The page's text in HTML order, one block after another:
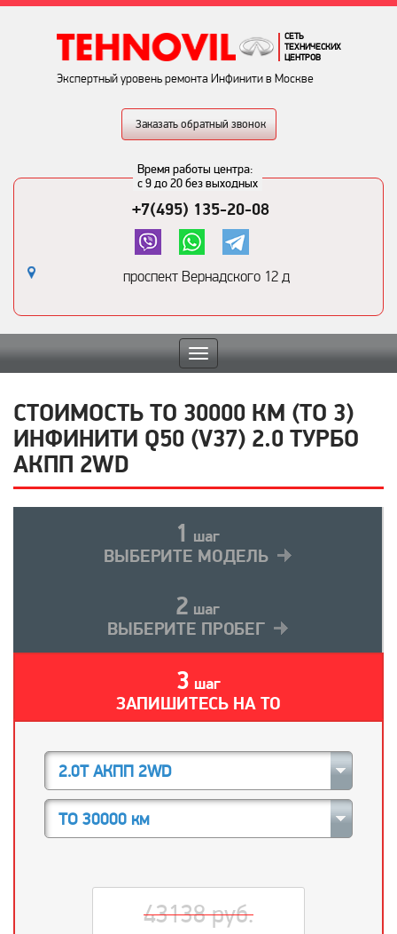
СЕТЬ
ТЕХНИЧЕСКИХ
ЦЕНТРОВ
Экспертный уровень ремонта Инфинити в Москве
Заказать обратный звонок
Время работы центра:
с 9 до 20 без выходных
+7(495) 135-20-08
проспект Вернадского 12 д
Toggle
navigation
СТОИМОСТЬ ТО 30000 КМ (ТО 3)
ИНФИНИТИ Q50 (V37) 2.0 ТУРБО
АКПП 2WD
1 шаг
ВЫБЕРИТЕ МОДЕЛЬ
2 шаг
ВЫБЕРИТЕ ПРОБЕГ
3 шаг
ЗАПИШИТЕСЬ НА ТО
2.0T АКПП 2WD
ТО 30000 км
43138 руб.